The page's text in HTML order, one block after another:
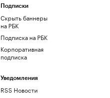
Подписки
Скрыть баннеры
на РБК
Подписка на РБК
Корпоративная
подписка
Уведомления
RSS Новости